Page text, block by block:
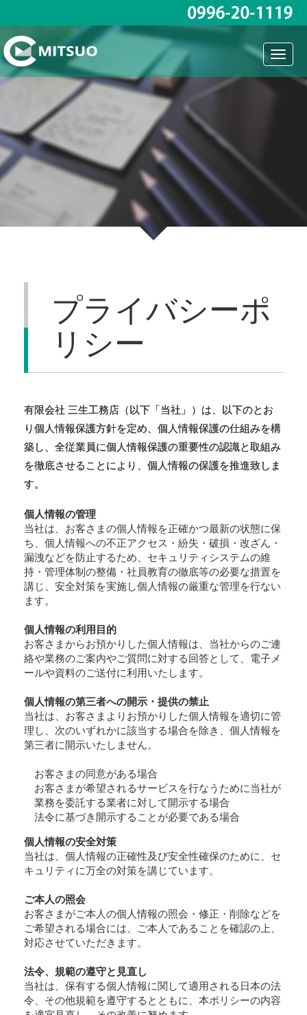
プライバシーポ
リシー
有限会社 三生工務店（以下「当社」）は、以下のとお
り個人情報保護方針を定め、個人情報保護の仕組みを構
築し、全従業員に個人情報保護の重要性の認識と取組み
を徹底させることにより、個人情報の保護を推進致しま
す。
個人情報の管理
当社は、お客さまの個人情報を正確かつ最新の状態に保
ち、個人情報への不正アクセス・紛失・破損・改ざん・
漏洩などを防止するため、セキュリティシステムの維
持・管理体制の整備・社員教育の徹底等の必要な措置を
講じ、安全対策を実施し個人情報の厳重な管理を行ない
ます。
個人情報の利用目的
お客さまからお預かりした個人情報は、当社からのご連
絡や業務のご案内やご質問に対する回答として、電子メ
ールや資料のご送付に利用いたします。
個人情報の第三者への開示・提供の禁止
当社は、お客さまよりお預かりした個人情報を適切に管
理し、次のいずれかに該当する場合を除き、個人情報を
第三者に開示いたしません。
お客さまの同意がある場合
お客さまが希望されるサービスを行なうために当社が
業務を委託する業者に対して開示する場合
法令に基づき開示することが必要である場合
個人情報の安全対策
当社は、個人情報の正確性及び安全性確保のために、セ
キュリティに万全の対策を講じています。
ご本人の照会
お客さまがご本人の個人情報の照会・修正・削除などを
ご希望される場合には、ご本人であることを確認の上、
対応させていただきます。
法令、規範の遵守と見直し
当社は、保有する個人情報に関して適用される日本の法
令、その他規範を遵守するとともに、本ポリシーの内容